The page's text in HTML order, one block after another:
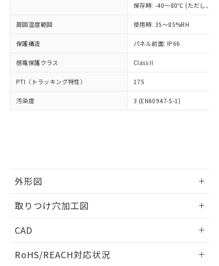
保存時: -40～80℃ (ただし、氷
周囲湿度範囲 使用時: 35～85%RH
保護構造 パネル前面: IP66
感電保護クラス Class II
PTI（トラッキング特性） 175
汚染度 3 (EN60947-5-1)
外形図
取りつけ穴加工図
CAD
ドすることができます。
RoHS/REACH対応状況
様のお取引先、またはお客様担当のオ
ムロン制御機器販売店・当社販売員に
オムロン制御機器販売店や当社販売拠
販売ネットワーク
」をご確認
ください。
在庫状況および標準価格結果を当社の
事前の承諾なく第三者に漏洩または開
示しないようお願いします。
マイパーツ機能（部品リスト作成サー
ビス）をご利用いただくには、I-Web
品・サービスに関するお客様との取
をご了承ください。
※当社の共同利用者とは、
ルベンジル（BBP） 1000ppm以下、フタル酸ジブチル
（DBP） 1000ppm以下、フタル酸ジイソブチル
但し、RoHS指令で産業用監視および制御機器に対する
フタル酸エステル類の４物質については閾値を超える意
図的な使用がないことを確認しています。
※2 対応予定月
部品在庫の切り替え状況などにより、予定
月が前後することがあります。
下記の非含有証明書をダウンロードするこ
とができます。
EU RoHS指令（10物質）の非含有証明書
51物質の非含有証明書（当社基準）
※本証明書は発行日時点で非含有を証明す
ものではありません。
また、RoHS指令のフタル酸エステル類４
物質の対応では、対応完了までの期間は出
DBP(フタル酸ジブチル) : 1000ppm、 DIBP(フタル酸ジ
DEHP(フタル酸ビス(2-エチルヘキシル)) : 1000ppm
「ｅ」：有害物質（10物質）のすべてが基
準値以下であることを示します。
「10」：通常の使用状況下において有害物
質が外部に漏えいし、環境に深刻な影響を
全に破砕するなど、違法に輸出されな
いよう必要な手段を講じます。
当社は貴社製品を、核兵器、ミサイ
ル、化学兵器、生物兵器またはその他
武器並びにこれらの製造装置等に一切
当社は、貴社製品を第三者に販売する
場合は、上記1、2および3の内容を当
該第三者に通知します。また当社は、
販売先および販売に係わる関係者が違
法に輸出するおそれがある場合は、取
一定数には満たないが在庫あり
在庫なし(最新の在庫状況につ
いては、お客様のお取引先、ま
たはお客様担当のオムロン制御
機器販売店・当社販売員にご確
認ください)
白
受注生産機種、また在庫状況の
情報を公開していない機種